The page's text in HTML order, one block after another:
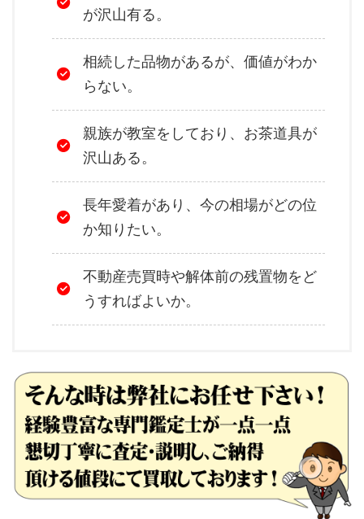
が沢山有る。
相続した品物があるが、価値がわか
らない。
親族が教室をしており、お茶道具が
沢山ある。
長年愛着があり、今の相場がどの位
か知りたい。
不動産売買時や解体前の残置物をど
うすればよいか。